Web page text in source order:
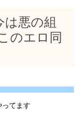
は悪の組
のエロ同
てます